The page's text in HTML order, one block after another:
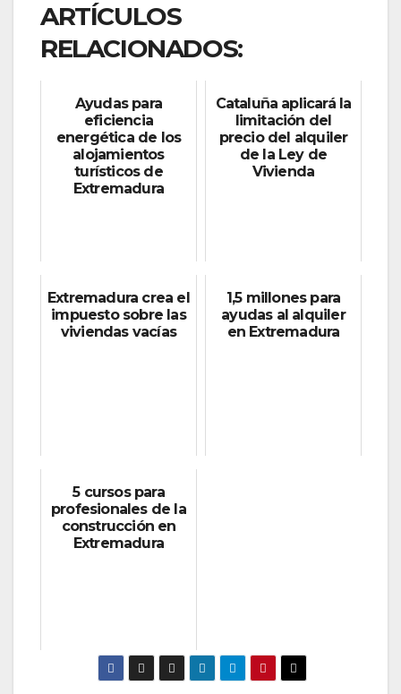
ARTÍCULOS
RELACIONADOS:
Ayudas para
eficiencia
energética de los
alojamientos
turísticos de
Extremadura
Cataluña aplicará la
limitación del
precio del alquiler
de la Ley de
Vivienda
Extremadura crea el
impuesto sobre las
viviendas vacías
1,5 millones para
ayudas al alquiler
en Extremadura
5 cursos para
profesionales de la
construcción en
Extremadura